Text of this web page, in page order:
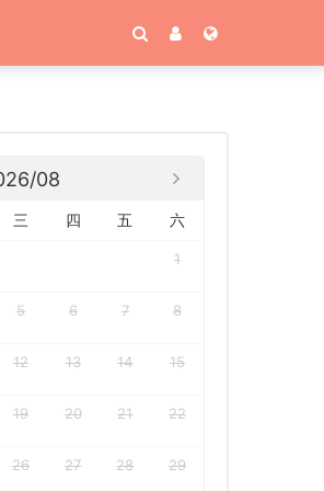
08
三 四 五 六
1
5 6 7 8
12 13 14 15
19 20 21 22
26 27 28 29